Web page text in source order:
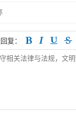
复：